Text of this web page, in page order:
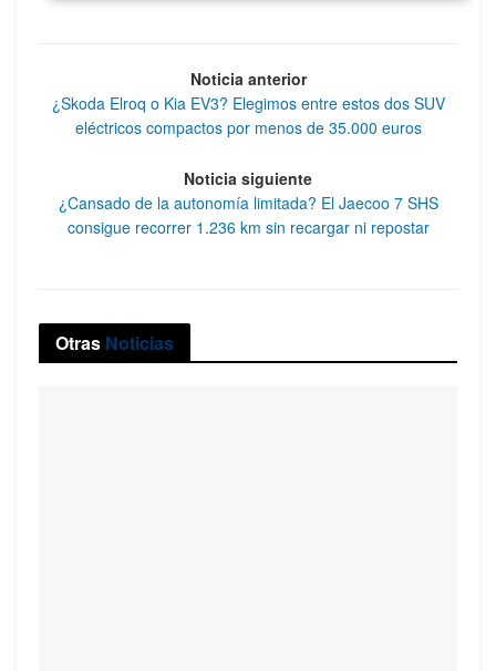
Noticia anterior
¿Skoda Elroq o Kia EV3? Elegimos entre estos dos SUV
eléctricos compactos por menos de 35.000 euros
Noticia siguiente
¿Cansado de la autonomía limitada? El Jaecoo 7 SHS
consigue recorrer 1.236 km sin recargar ni repostar
Otras Noticias